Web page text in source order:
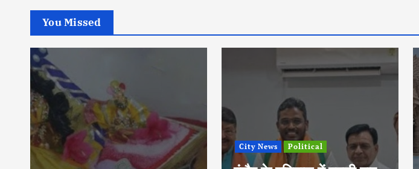
You Missed
City News Political